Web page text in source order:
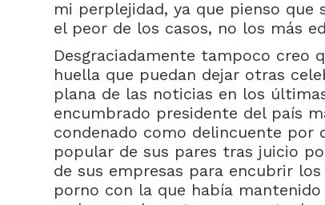
mi perplejidad, ya que pienso que
el peor de los casos, no los más
Desgraciadamente tampoco creo
huella que puedan dejar otras
plana de las noticias en los
encumbrado presidente del país
condenado como delincuente por
popular de sus pares tras juicio
de sus empresas para encubrir
porno con la que había